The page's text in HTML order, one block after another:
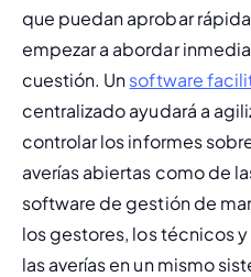
que puedan aprobar
empezar a abordar
cuestión. Un software
centralizado ayudará a
controlar los informes
software de gestión de
los gestores, los técnicos
las averías en un mismo